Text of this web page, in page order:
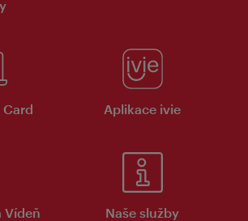
Aplikace ivie
Vídeň Naše služby